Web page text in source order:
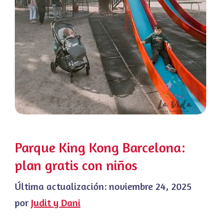
Parque King Kong Barcelona:
plan gratis con niños
Última actualización: noviembre 24, 2025
por Judit y Dani